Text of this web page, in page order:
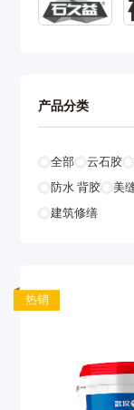
产品分类
全部 云石胶
防水 背胶
美
建筑修缮
热销